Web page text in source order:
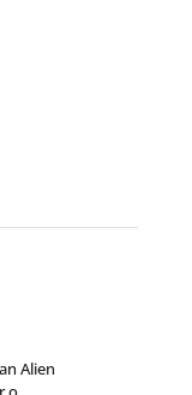
Alien